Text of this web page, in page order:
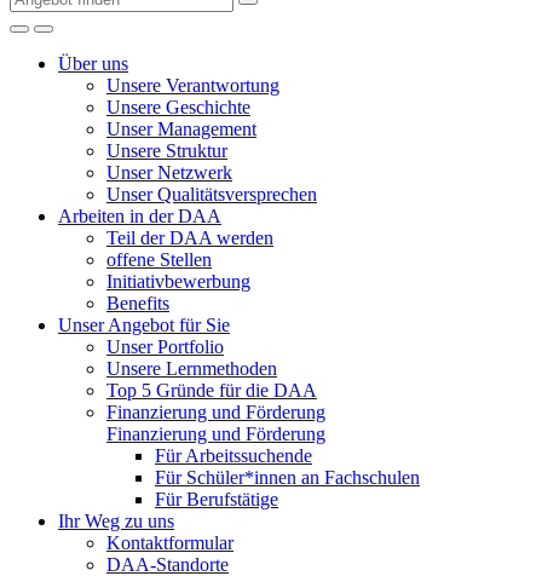
Über uns
Unsere Verantwortung
Unsere Geschichte
Unser Management
Unsere Struktur
Unser Netzwerk
Unser Qualitätsversprechen
Arbeiten in der DAA
Teil der DAA werden
offene Stellen
Initiativbewerbung
Benefits
Unser Angebot für Sie
Unser Portfolio
Unsere Lernmethoden
Top 5 Gründe für die DAA
Finanzierung und Förderung
Finanzierung und Förderung
Für Arbeitssuchende
Für Schüler*innen an Fachschulen
Für Berufstätige
Ihr Weg zu uns
Kontaktformular
DAA-Standorte